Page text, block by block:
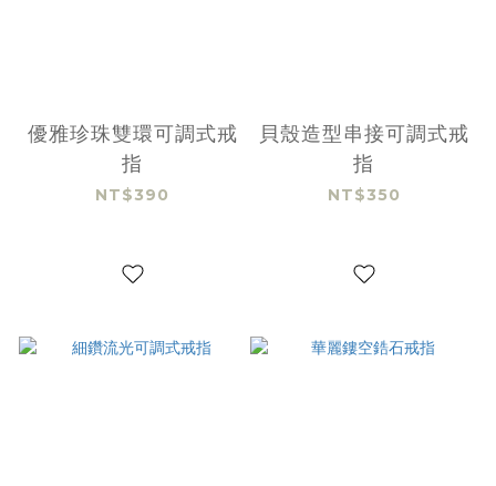
優雅珍珠雙環可調式戒
指
NT$390
貝殼造型串接可調式戒
指
NT$350